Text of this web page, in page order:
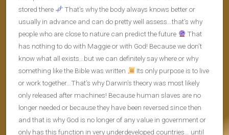
stored there
That’s why the body always knows better or
usually in advance and can do pretty well assess…that’s why
people who are close to nature can predict the future
That
has nothing to do with Maggie or with God! Because we don’t
know what all exists…but we can definitely say where or why
something like the Bible was written
Its only purpose is to live
or work together…That’s why Darwin’s theory was most likely
only released after machines! Because human slaves are no
longer needed or because they have been reversed since then
and that is why God is no longer of any value in government or
only has this function in very underdeveloped countries… until